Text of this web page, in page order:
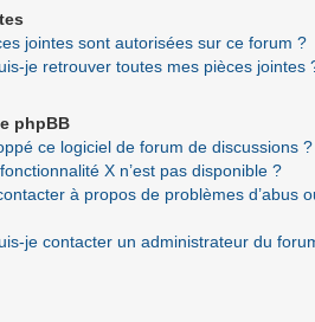
jointes sont autorisées sur ce forum ?
je retrouver toutes mes pièces jointes
phpBB
ce logiciel de forum de discussions ?
X n’est pas disponible ?
à propos de problèmes d’abus
je contacter un administrateur du